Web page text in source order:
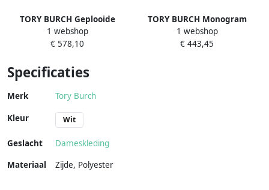
TORY BURCH Geplooide
Poplin Rok Brown Dames
1 webshop
€ 578,10
TORY BURCH Monogram
Plooirok Multicolor Dames
1 webshop
€ 443,45
Specificaties
Merk Tory Burch
Kleur Wit
Geslacht
Dameskleding
Materiaal
Zijde, Polyester